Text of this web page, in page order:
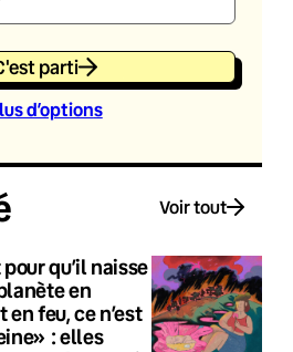
parti
d’options
Voir tout
pour qu’il naisse
en
en feu, ce n’est
: elles